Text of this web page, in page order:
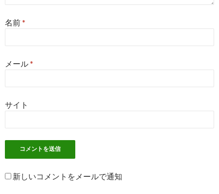
名前*
メール*
サイト
新しいコメントをメールで通知